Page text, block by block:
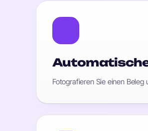
Fotografieren Sie einen